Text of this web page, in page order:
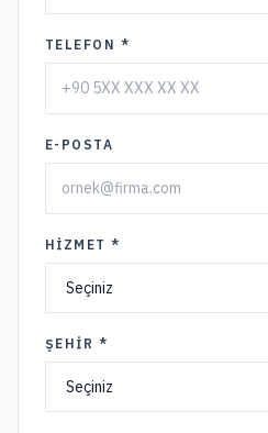
TELEFON *
E-POSTA
HIZMET *
ŞEHIR *